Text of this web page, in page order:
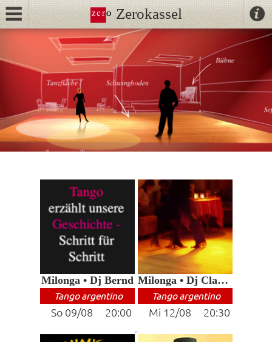
Zerokassel
Kalender
//
Tango
NeoTango
Ballhaus
Milonga • Dj Bernd
Tango argentino
So 09/08 20:00
Milonga • Dj Claudia
Tango argentino
Mi 12/08 20:30